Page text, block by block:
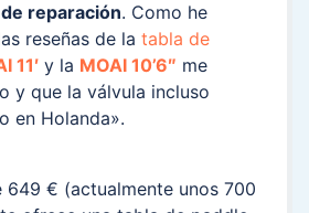
reparación. Como he
reseñas de la tabla de
11′ y la MOAI 10’6″ me
y que la válvula incluso
en Holanda».
649 € (actualmente unos 700